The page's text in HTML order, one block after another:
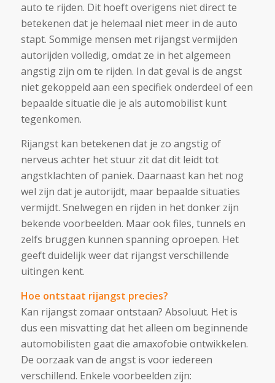
auto te rijden. Dit hoeft overigens niet direct te
betekenen dat je helemaal niet meer in de auto
stapt. Sommige mensen met rijangst vermijden
autorijden volledig, omdat ze in het algemeen
angstig zijn om te rijden. In dat geval is de angst
niet gekoppeld aan een specifiek onderdeel of een
bepaalde situatie die je als automobilist kunt
tegenkomen.
Rijangst kan betekenen dat je zo angstig of
nerveus achter het stuur zit dat dit leidt tot
angstklachten of paniek. Daarnaast kan het nog
wel zijn dat je autorijdt, maar bepaalde situaties
vermijdt. Snelwegen en rijden in het donker zijn
bekende voorbeelden. Maar ook files, tunnels en
zelfs bruggen kunnen spanning oproepen. Het
geeft duidelijk weer dat rijangst verschillende
uitingen kent.
Hoe ontstaat rijangst precies?
Kan rijangst zomaar ontstaan? Absoluut. Het is
dus een misvatting dat het alleen om beginnende
automobilisten gaat die amaxofobie ontwikkelen.
De oorzaak van de angst is voor iedereen
verschillend. Enkele voorbeelden zijn: